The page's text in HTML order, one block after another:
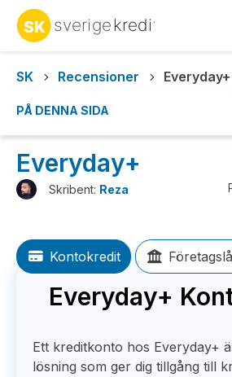
SK
Recensioner Everyday+
PÅ DENNA SIDA
Everyday+
Skribent: Reza
Kontokredit
Everyday+
Ett kreditkonto hos Everyday+
lösning som ger dig tillgång till